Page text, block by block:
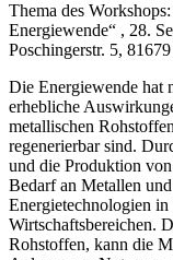
Thema des
Energiewende“ , 28.
Poschingerstr. 5,
Die Energiewende hat
erhebliche
metallischen
regenerierbar sind.
und die Produktion
Bedarf an Metallen
Energietechnologien
Wirtschaftsbereichen.
Rohstoffen, kann die